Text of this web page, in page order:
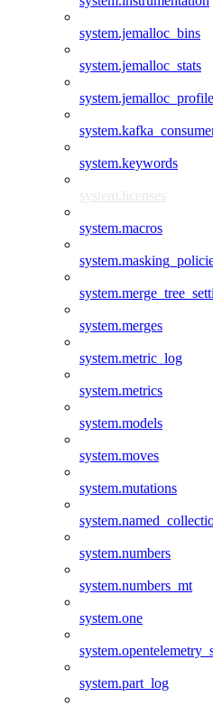
system.jemalloc_bins
system.jemalloc_stats
system.keywords
system.licenses
system.macros
system.merges
system.metric_log
system.metrics
system.models
system.moves
system.mutations
system.numbers
system.numbers_mt
system.one
system.part_log